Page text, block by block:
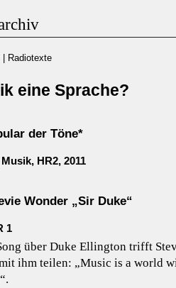
Radiotexte
eine Sprache?
der Töne*
HR2, 2011
Wonder „Sir Duke“
1
über Duke Ellington trifft
ihm teilen: „Music is a world